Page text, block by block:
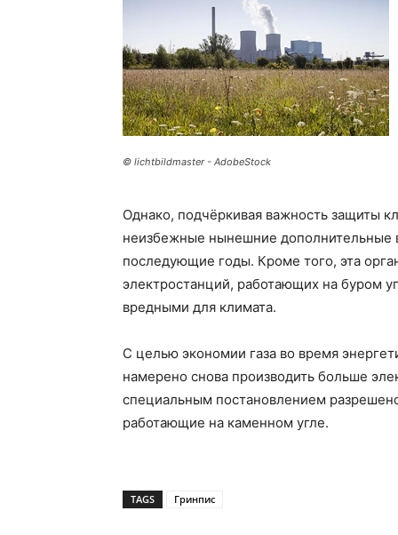
© lichtbildmaster - AdobeStock
Однако, подчёркивая важность защиты
неизбежные нынешние дополнительные
последующие годы. Кроме того, эта
электростанций, работающих на буром
вредными для климата.
С целью экономии газа во время
намерено снова производить больше
специальным постановлением
работающие на каменном угле.
TAGS Гринпис